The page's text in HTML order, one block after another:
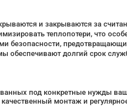
и закрываются за
теплопотери, что
безопасности,
обеспечивают долгий срок
под конкретные нужды
монтаж и